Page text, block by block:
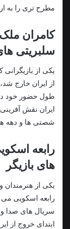
مطرح تری را به
کامران
سلبریتی
یکی از
از ایران خارج
طول حضور خود
ایران نقش
شصتی ها و دهه
رابعه
های بازیگر
یکی از هنرمندان
رابعه اسکویی می
سریال های صدا
ابتدای خروج از